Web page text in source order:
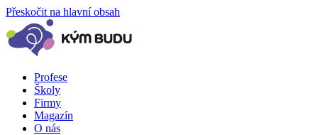
Přeskočit na hlavní obsah
Profese
Školy
Firmy
Magazín
O nás